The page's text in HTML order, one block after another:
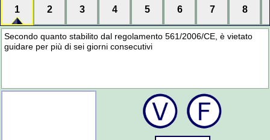
1 2 3 4 5 6 7 8
Secondo quanto stabilito dal regolamento 561/2006/CE, è vietato
guidare per più di sei giorni consecutivi